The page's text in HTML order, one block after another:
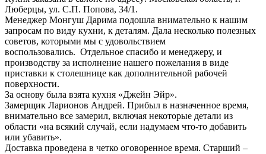
Люберцы, ул. С.П. Попова, 34/1.
Менеджер Монгуш Дарима подошла внимательно к нашим
запросам по виду кухни, к деталям. Дала несколько полезных
советов, которыми мы с удовольствием
воспользовались. Отдельное спасибо и менеджеру, и
производству за исполнение нашего пожелания в виде
приставки к столешнице как дополнительной рабочей
поверхности.
За основу была взята кухня «Джейн Эйр».
Замерщик Ларионов Андрей. Прибыл в назначенное время,
внимательно все замерил, включая некоторые детали из
области «на всякий случай, если надумаем что-то добавить
или убавить».
Доставка проведена в четко оговоренное время. Старший –